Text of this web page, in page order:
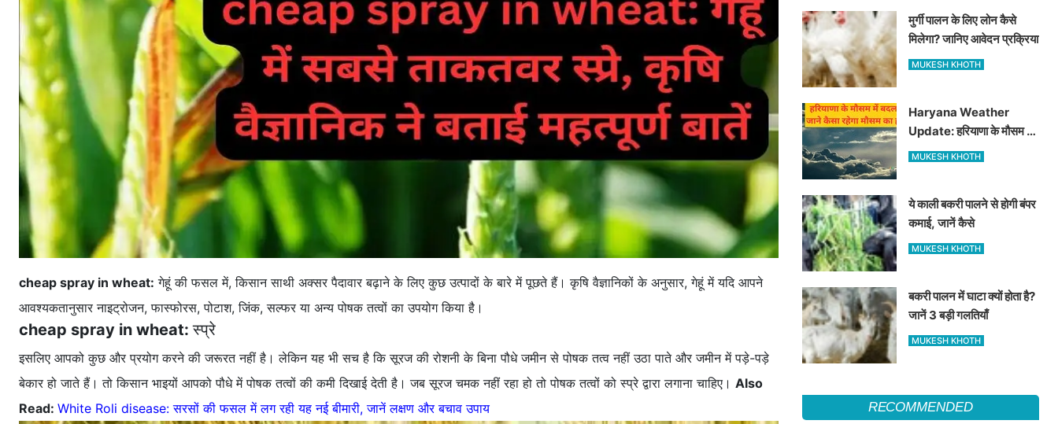
cheap spray in wheat: गेहूं की फसल में, किसान साथी अक्सर पैदावार बढ़ाने के लिए कुछ उत्पादों के बारे में पूछते हैं। कृषि वैज्ञानिकों के अनुसार, गेहूं में यदि आपने
आवश्यकतानुसार नाइट्रोजन, फास्फोरस, पोटाश, जिंक, सल्फर या अन्य पोषक तत्वों का उपयोग किया है।
cheap spray in wheat: स्प्रे
इसलिए आपको कुछ और प्रयोग करने की जरूरत नहीं है। लेकिन यह भी सच है कि सूरज की रोशनी के बिना पौधे जमीन से पोषक तत्व नहीं उठा पाते और जमीन में पड़े-पड़े
बेकार हो जाते हैं। तो किसान भाइयों आपको पौधे में पोषक तत्वों की कमी दिखाई देती है। जब सूरज चमक नहीं रहा हो तो पोषक तत्वों को स्प्रे द्वारा लगाना चाहिए। Also
Read: White Roli disease: सरसों की फसल में लग रही यह नई बीमारी, जानें लक्षण और बचाव उपाय
मुर्गी पालन के लिए लोन कैसे
मिलेगा? जानिए आवेदन प्रक्रिया
MUKESH KHOTH
Haryana Weather
Update: हरियाणा के मौसम में
बदलाव, जाने कैसा रहेगा मौसम
MUKESH KHOTH
ये काली बकरी पालने से होगी बंपर
कमाई, जानें कैसे
MUKESH KHOTH
बकरी पालन में घाटा क्यों होता है?
जानें 3 बड़ी गलतियाँ
MUKESH KHOTH
RECOMMENDED